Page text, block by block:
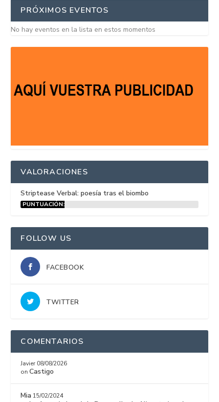
PRÓXIMOS EVENTOS
No hay eventos en la lista en estos momentos
VALORACIONES
Striptease Verbal: poesía tras el biombo
PUNTUACIÓN:
FOLLOW US
FACEBOOK
TWITTER
COMENTARIOS
Javier 08/08/2026
onCastigo
Mia 15/02/2024